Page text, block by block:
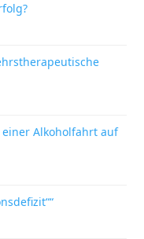
einer Alkoholfahrt auf